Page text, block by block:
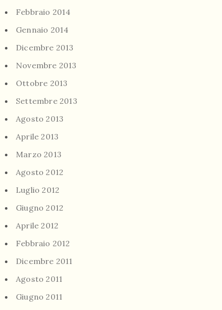
Febbraio 2014
Gennaio 2014
Dicembre 2013
Novembre 2013
Ottobre 2013
Settembre 2013
Agosto 2013
Aprile 2013
Marzo 2013
Agosto 2012
Luglio 2012
Giugno 2012
Aprile 2012
Febbraio 2012
Dicembre 2011
Agosto 2011
Giugno 2011